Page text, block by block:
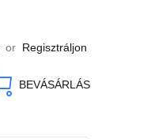
or Regisztráljon
BEVÁSÁRLÁS